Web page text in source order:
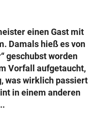
einen Gast mit
Damals hieß es von
geschubst worden
Vorfall aufgetaucht,
was wirklich passiert
in einem anderen